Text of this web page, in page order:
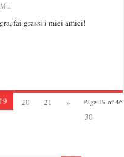
fai grassi i miei amici!
Page 19 of 46
19 20 21
»
30